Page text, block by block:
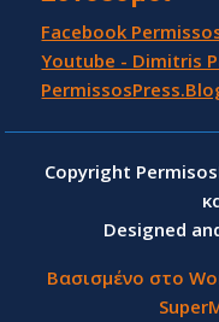
Facebook
Youtube - Dimitris
Copyright
Designed
Βασισμένο στο